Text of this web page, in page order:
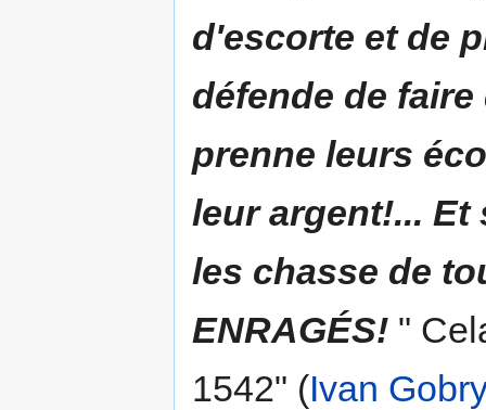
d'escorte et de
défende de
prenne leurs
leur argent!...
les chasse de
ENRAGÉS! "
1542" (Ivan Gobry